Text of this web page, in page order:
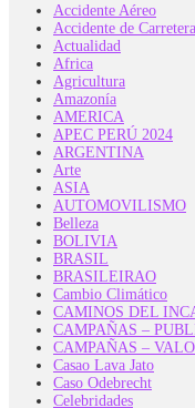
Accidente Aéreo
Accidente de Carretera
Actualidad
Africa
Agricultura
Amazonía
AMERICA
APEC PERÚ 2024
ARGENTINA
Arte
ASIA
AUTOMOVILISMO
Belleza
BOLIVIA
BRASIL
BRASILEIRAO
Cambio Climático
CAMINOS DEL
CAMPAÑAS –
CAMPAÑAS –
Casao Lava Jato
Caso Odebrecht
Celebridades